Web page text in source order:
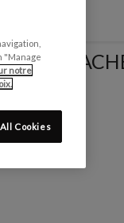
"Manage
notre
Cookies